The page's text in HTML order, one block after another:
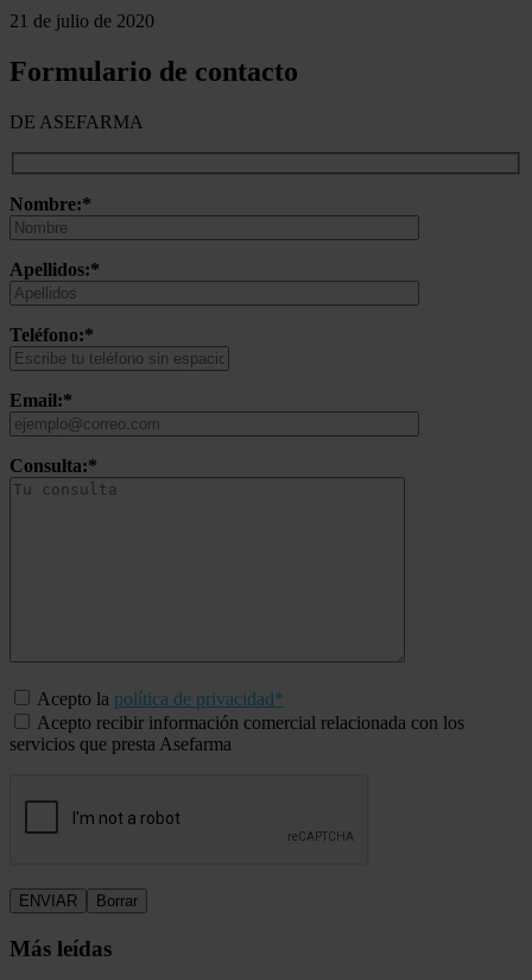
21 de julio de 2020
Formulario de contacto
DE ASEFARMA
Nombre:*
Apellidos:*
Teléfono:*
Email:*
Consulta:*
Acepto la política de privacidad*
Acepto recibir información comercial relacionada con los
servicios que presta Asefarma
Más leídas